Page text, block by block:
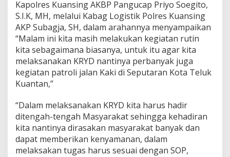
a
C
o
o
i
n
g
t
e
m
P
Kapolres Kuansing AKBP Pangucap Priyo Soegito,
S.I.K, MH, melalui Kabag Logistik Polres Kuansing
AKP Subagja, SH, dalam arahannya menyampaikan
“Malam ini kita masih melakukan kegiatan rutin
kita sebagaimana biasanya, untuk itu agar kita
melaksanakan KRYD nantinya perbanyak juga
kegiatan patroli jalan Kaki di Seputaran Kota Teluk
Kuantan,”
“Dalam melaksanakan KRYD kita harus hadir
ditengah-tengah Masyarakat sehingga kehadiran
kita nantinya dirasakan masyarakat banyak dan
dapat memberikan kenyamanan, dalam
melaksakan tugas harus sesuai dengan SOP,